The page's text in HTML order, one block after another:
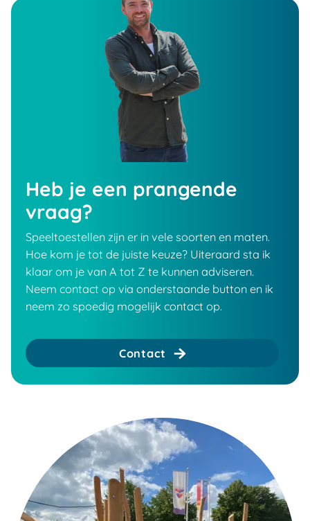
Heb je een prangende
vraag?
Speeltoestellen zijn er in vele soorten en maten.
Hoe kom je tot de juiste keuze? Uiteraard sta ik
klaar om je van A tot Z te kunnen adviseren.
Neem contact op via onderstaande button en ik
neem zo spoedig mogelijk contact op.
Contact